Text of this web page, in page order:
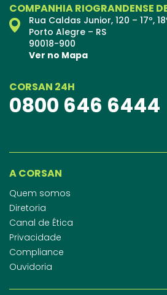
COMPANHIA RIOGRANDENSE
Rua Caldas Junior, 120 – 17º,
Porto Alegre – RS
90018-900
Ver no Mapa
CORSAN 24H
0800 646 6444
A CORSAN
Quem somos
Diretoria
Canal de Ética
Privacidade
Compliance
Ouvidoria